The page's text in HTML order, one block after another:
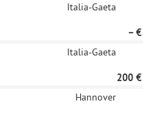
Italia-Gaeta
– €
Italia-Gaeta
200 €
Hannover